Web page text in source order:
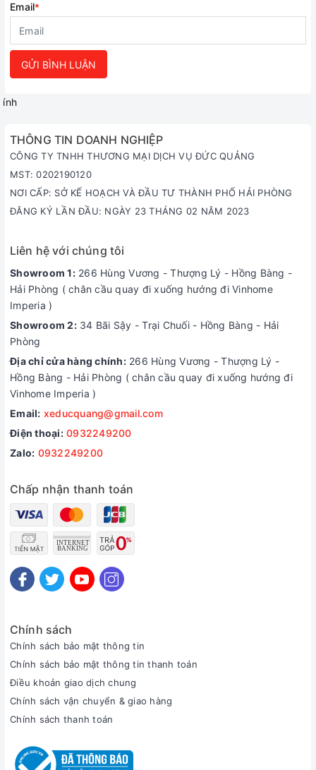
Email*
GỬI BÌNH LUẬN
ính
THÔNG TIN DOANH NGHIỆP
CÔNG TY TNHH THƯƠNG MẠI DỊCH VỤ ĐỨC QUẢNG
MST: 0202190120
NƠI CẤP: SỞ KẾ HOẠCH VÀ ĐẦU TƯ THÀNH PHỐ HẢI PHÒNG
ĐĂNG KÝ LẦN ĐẦU: NGÀY 23 THÁNG 02 NĂM 2023
Liên hệ với chúng tôi
Showroom 1:266 Hùng Vương - Thượng Lý - Hồng Bàng -
Hải Phòng ( chân cầu quay đi xuống hướng đi Vinhome
Imperia )
Showroom 2:34 Bãi Sậy - Trại Chuối - Hồng Bàng - Hải
Phòng
Địa chỉ cửa hàng chính:266 Hùng Vương - Thượng Lý -
Hồng Bàng - Hải Phòng ( chân cầu quay đi xuống hướng đi
Vinhome Imperia )
Email: xeducquang@gmail.com
Điện thoại: 0932249200
Zalo: 0932249200
Chấp nhận thanh toán
Chính sách
Chính sách bảo mật thông tin
Chính sách bảo mật thông tin thanh toán
Điều khoản giao dịch chung
Chính sách vận chuyển & giao hàng
Chính sách thanh toán